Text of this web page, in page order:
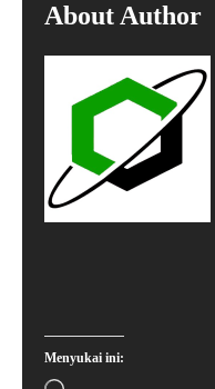
About Author
Menyukai ini: